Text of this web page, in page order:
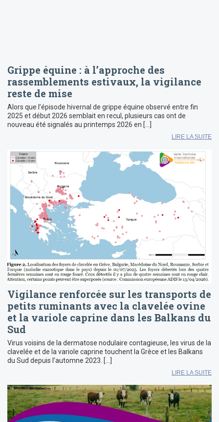
Grippe équine : à l’approche des
rassemblements estivaux, la vigilance
reste de mise
Alors que l’épisode hivernal de grippe équine observé entre fin
2025 et début 2026 semblait en recul, plusieurs cas ont de
nouveau été signalés au printemps 2026 en […]
LIRE LA SUITE
Vigilance renforcée sur les transports de
petits ruminants avec la clavelée ovine
et la variole caprine dans les Balkans du
Sud
Virus voisins de la dermatose nodulaire contagieuse, les virus de la
clavelée et de la variole caprine touchent la Grèce et les Balkans
du Sud depuis l’automne 2023. […]
LIRE LA SUITE